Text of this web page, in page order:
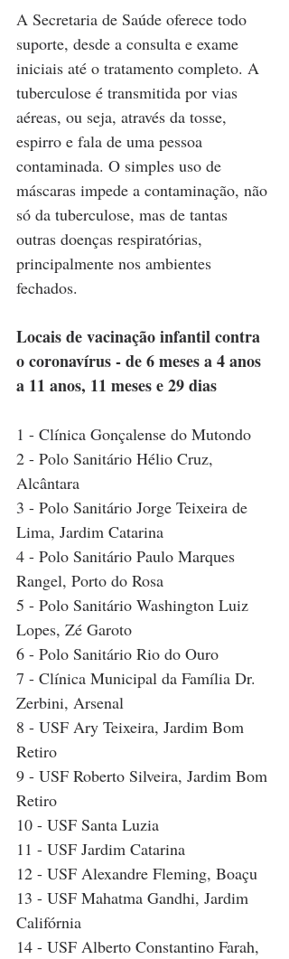
A Secretaria de Saúde oferece todo
suporte, desde a consulta e exame
iniciais até o tratamento completo. A
tuberculose é transmitida por vias
aéreas, ou seja, através da tosse,
espirro e fala de uma pessoa
contaminada. O simples uso de
máscaras impede a contaminação, não
só da tuberculose, mas de tantas
outras doenças respiratórias,
principalmente nos ambientes
fechados.
Locais de vacinação infantil contra
o coronavírus - de 6 meses a 4 anos
a 11 anos, 11 meses e 29 dias
1 - Clínica Gonçalense do Mutondo
2 - Polo Sanitário Hélio Cruz,
Alcântara
3 - Polo Sanitário Jorge Teixeira de
Lima, Jardim Catarina
4 - Polo Sanitário Paulo Marques
Rangel, Porto do Rosa
5 - Polo Sanitário Washington Luiz
Lopes, Zé Garoto
6 - Polo Sanitário Rio do Ouro
7 - Clínica Municipal da Família Dr.
Zerbini, Arsenal
8 - USF Ary Teixeira, Jardim Bom
Retiro
9 - USF Roberto Silveira, Jardim Bom
Retiro
10 - USF Santa Luzia
11 - USF Jardim Catarina
12 - USF Alexandre Fleming, Boaçu
13 - USF Mahatma Gandhi, Jardim
Califórnia
14 - USF Alberto Constantino Farah,